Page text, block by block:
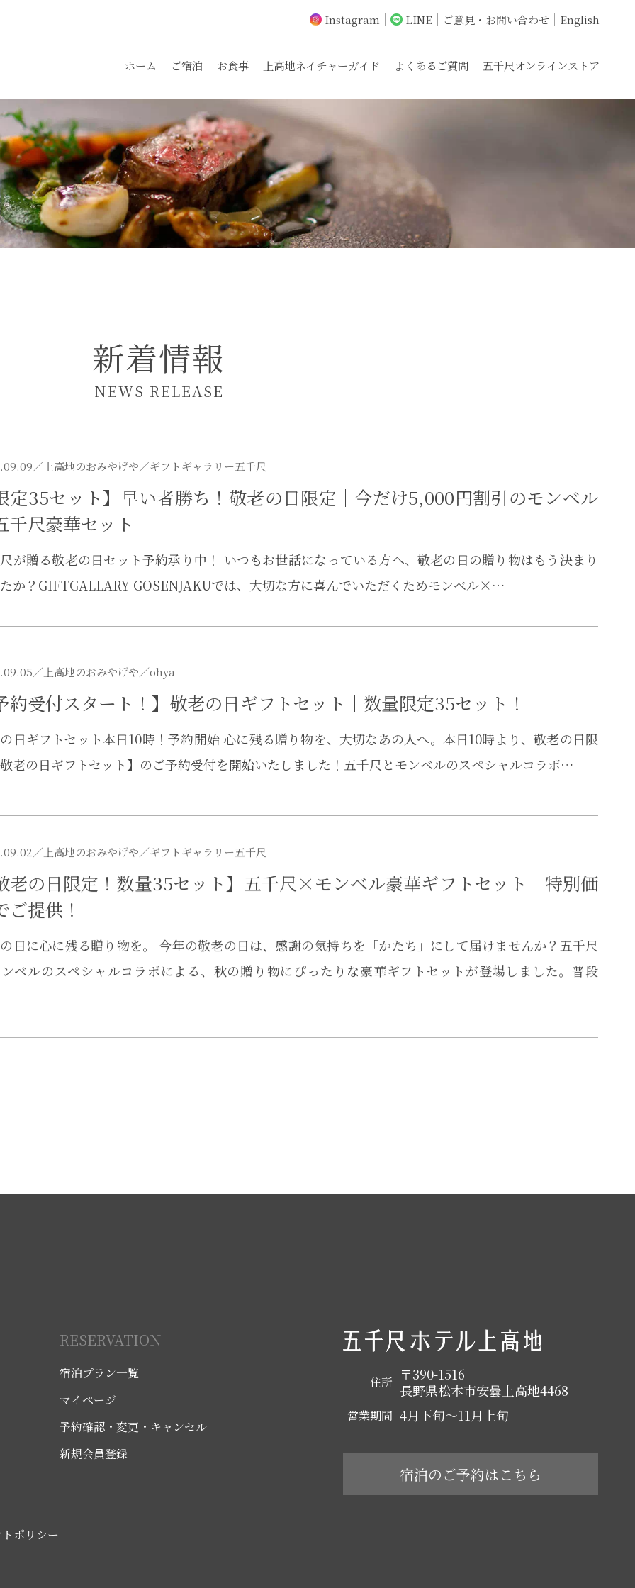
Instagram LINE ご意見・お問い合わせ English
ホーム ご宿泊 お食事 上高地ネイチャーガイド よくあるご質問 五千尺オンラインストア
新着情報
NEWS RELEASE
／ 上高地のおみやげや／ギフトギャラリー五千尺
定35セット】早い者勝ち！敬老の日限定｜今だけ5,000円割引のモンベル
尺豪華セット
が贈る敬老の日セット予約承り中！ いつもお世話になっている方へ、敬老の日の贈り物はもう決まり
か？GIFTGALLARY GOSENJAKUでは、大切な方に喜んでいただくためモンベル×…
／ 上高地のおみやげや／ohya
約受付スタート！】敬老の日ギフトセット｜数量限定35セット！
日ギフトセット本日10時！予約開始 心に残る贈り物を、大切なあの人へ。本日10時より、敬老の日限
老の日ギフトセット】のご予約受付を開始いたしました！五千尺とモンベルのスペシャルコラボ…
／ 上高地のおみやげや／ギフトギャラリー五千尺
老の日限定！数量35セット】五千尺×モンベル豪華ギフトセット｜特別価
ご提供！
日に心に残る贈り物を。 今年の敬老の日は、感謝の気持ちを「かたち」にして届けませんか？五千尺
ベルのスペシャルコラボによる、秋の贈り物にぴったりな豪華ギフトセットが登場しました。普段
住所
〒390-1516
長野県松本市安曇上高地4468
営業期間 4月下旬～11月上旬
宿泊のご予約はこちら
ポリシー
RESERVATION
宿泊プラン一覧
マイページ
予約確認・変更・キャンセル
新規会員登録